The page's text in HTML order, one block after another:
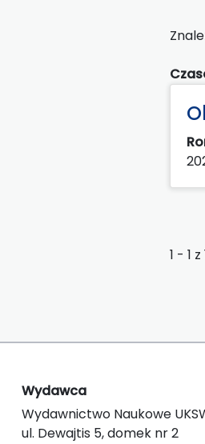
1 - 1
Wydawca
Wydawnictwo Naukowe
ul. Dewajtis 5, domek nr 2